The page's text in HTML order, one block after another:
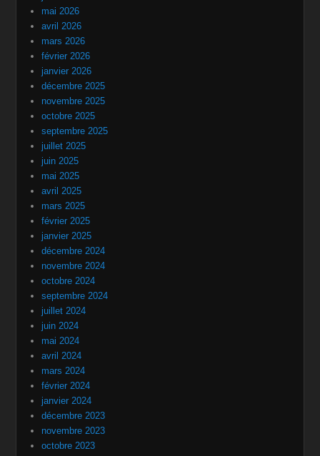
mai 2026
avril 2026
mars 2026
février 2026
janvier 2026
décembre 2025
novembre 2025
octobre 2025
septembre 2025
juillet 2025
juin 2025
mai 2025
avril 2025
mars 2025
février 2025
janvier 2025
décembre 2024
novembre 2024
octobre 2024
septembre 2024
juillet 2024
juin 2024
mai 2024
avril 2024
mars 2024
février 2024
janvier 2024
décembre 2023
novembre 2023
octobre 2023